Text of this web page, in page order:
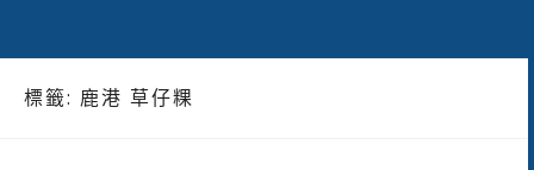
標籤: 鹿港 草仔粿